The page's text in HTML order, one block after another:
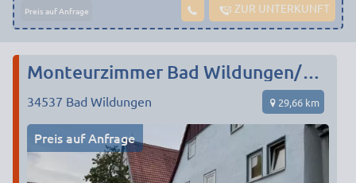
Preis auf Anfrage ZUR UNTERKUNFT
Monteurzimmer Bad Wildungen/Fritzlar
34537 Bad Wildungen 29,66 km
Preis auf Anfrage